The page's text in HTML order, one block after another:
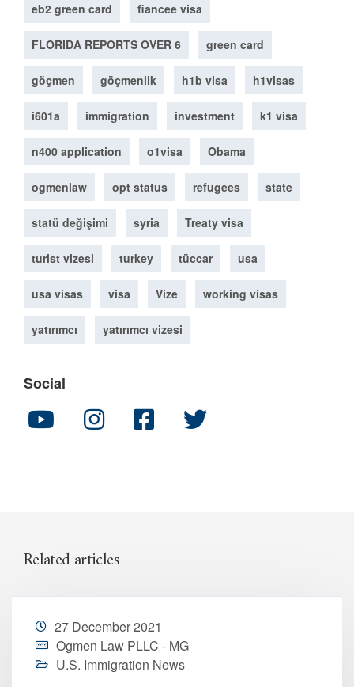
eb2 green card fiancee visa
FLORIDA REPORTS OVER 6 green card
göçmen göçmenlik h1b visa h1visas
i601a immigration investment k1 visa
n400 application o1visa Obama
ogmenlaw opt status refugees state
statü değişimi syria Treaty visa
turist vizesi turkey tüccar usa
usa visas visa Vize working visas
yatırımcı yatırımcı vizesi
Social
Related articles
27 December 2021
Ogmen Law PLLC - MG
U.S. Immigration News